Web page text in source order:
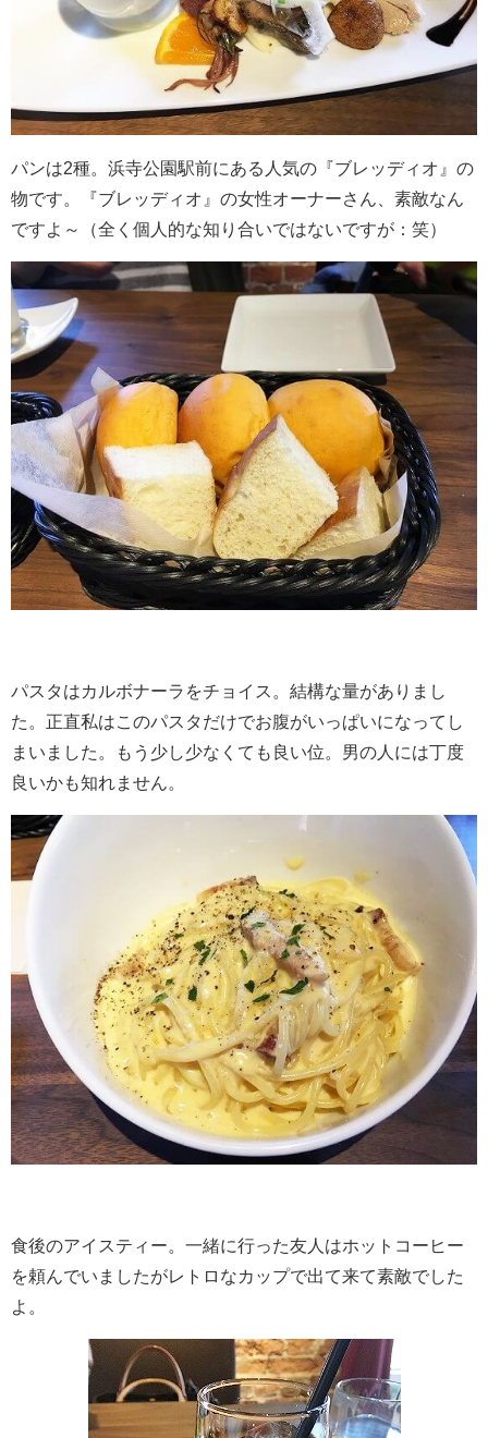
パンは2種。浜寺公園駅前にある人気の『ブレッディオ』の
物です。『ブレッディオ』の女性オーナーさん、素敵なん
ですよ～（全く個人的な知り合いではないですが：笑）
パスタはカルボナーラをチョイス。結構な量がありまし
た。正直私はこのパスタだけでお腹がいっぱいになってし
まいました。もう少し少なくても良い位。男の人には丁度
良いかも知れません。
食後のアイスティー。一緒に行った友人はホットコーヒー
を頼んでいましたがレトロなカップで出て来て素敵でした
よ。